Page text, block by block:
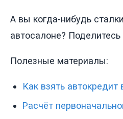
А вы когда-нибудь
автосалоне?
Полезные материалы:
Как взять автокредит
Расчёт